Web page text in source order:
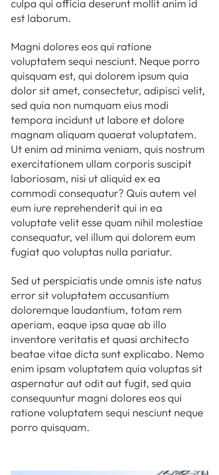
culpa qui officia deserunt mollit anim id
est laborum.
Magni dolores eos qui ratione
voluptatem sequi nesciunt. Neque porro
quisquam est, qui dolorem ipsum quia
dolor sit amet, consectetur, adipisci velit,
sed quia non numquam eius modi
tempora incidunt ut labore et dolore
magnam aliquam quaerat voluptatem.
Ut enim ad minima veniam, quis nostrum
exercitationem ullam corporis suscipit
laboriosam, nisi ut aliquid ex ea
commodi consequatur? Quis autem vel
eum iure reprehenderit qui in ea
voluptate velit esse quam nihil molestiae
consequatur, vel illum qui dolorem eum
fugiat quo voluptas nulla pariatur.
Sed ut perspiciatis unde omnis iste natus
error sit voluptatem accusantium
doloremque laudantium, totam rem
aperiam, eaque ipsa quae ab illo
inventore veritatis et quasi architecto
beatae vitae dicta sunt explicabo. Nemo
enim ipsam voluptatem quia voluptas sit
aspernatur aut odit aut fugit, sed quia
consequuntur magni dolores eos qui
ratione voluptatem sequi nesciunt neque
porro quisquam.